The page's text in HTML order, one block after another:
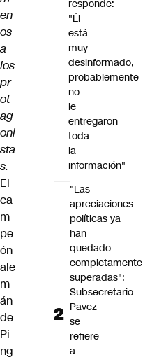
en
os
a
los
pr
ot
ag
oni
sta
s.
El
ca
m
pe
ón
ale
m
án
de
Pi
ng
responde:
"Él
está
muy
desinformado,
probablemente
no
le
entregaron
toda
la
información"
"Las
apreciaciones
políticas ya
han
quedado
completamente
superadas":
Subsecretario
Pavez
se
refiere
a